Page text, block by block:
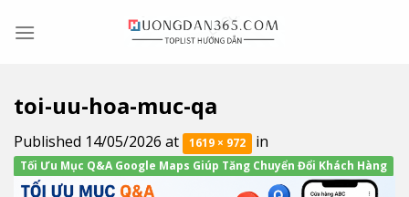
toi-uu-hoa-muc-qa
Published 14/05/2026 at 1619 × 972 in
Tối Ưu Mục Q&A Google Maps Giúp Tăng Chuyển Đổi Khách Hàng